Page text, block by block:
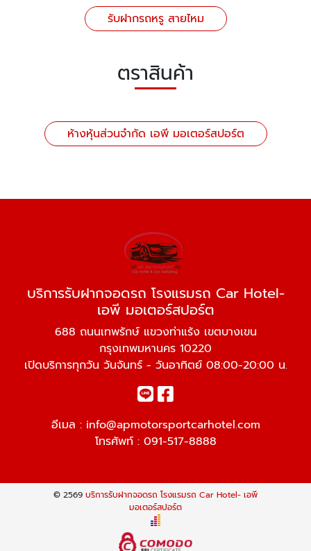
รับฝากรถหรู สายไหม
ตราสินค้า
ห้างหุ้นส่วนจำกัด เอพี มอเตอร์สปอร์ต
บริการรับฝากจอดรถ โรงแรมรถ Car Hotel-
เอพี มอเตอร์สปอร์ต
688 ถนนเทพรักษ์ แขวงท่าแร้ง เขตบางเขน
กรุงเทพมหานคร 10220
เปิดบริการทุกวัน วันจันทร์ - วันอาทิตย์ 08:00-20:00 น.
อีเมล : info@apmotorsportcarhotel.com
โทรศัพท์ : 091-517-8888
© 2569 บริการรับฝากจอดรถ โรงแรมรถ Car Hotel- เอพี
มอเตอร์สปอร์ต